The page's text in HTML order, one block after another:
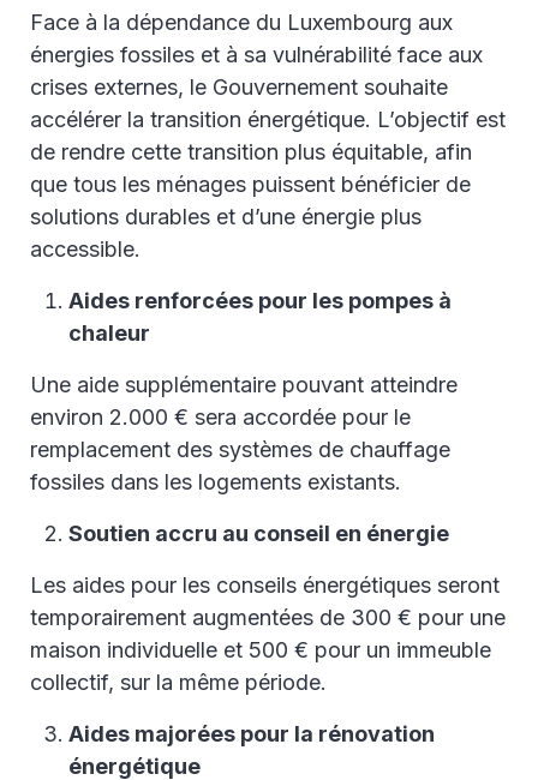
Face à la dépendance du Luxembourg aux
énergies fossiles et à sa vulnérabilité face aux
crises externes, le Gouvernement souhaite
accélérer la transition énergétique. L’objectif est
de rendre cette transition plus équitable, afin
que tous les ménages puissent bénéficier de
solutions durables et d’une énergie plus
accessible.
Aides renforcées pour les pompes à
chaleur
Une aide supplémentaire pouvant atteindre
environ 2.000 € sera accordée pour le
remplacement des systèmes de chauffage
fossiles dans les logements existants.
Soutien accru au conseil en énergie
Les aides pour les conseils énergétiques seront
temporairement augmentées de 300 € pour une
maison individuelle et 500 € pour un immeuble
collectif, sur la même période.
Aides majorées pour la rénovation
énergétique